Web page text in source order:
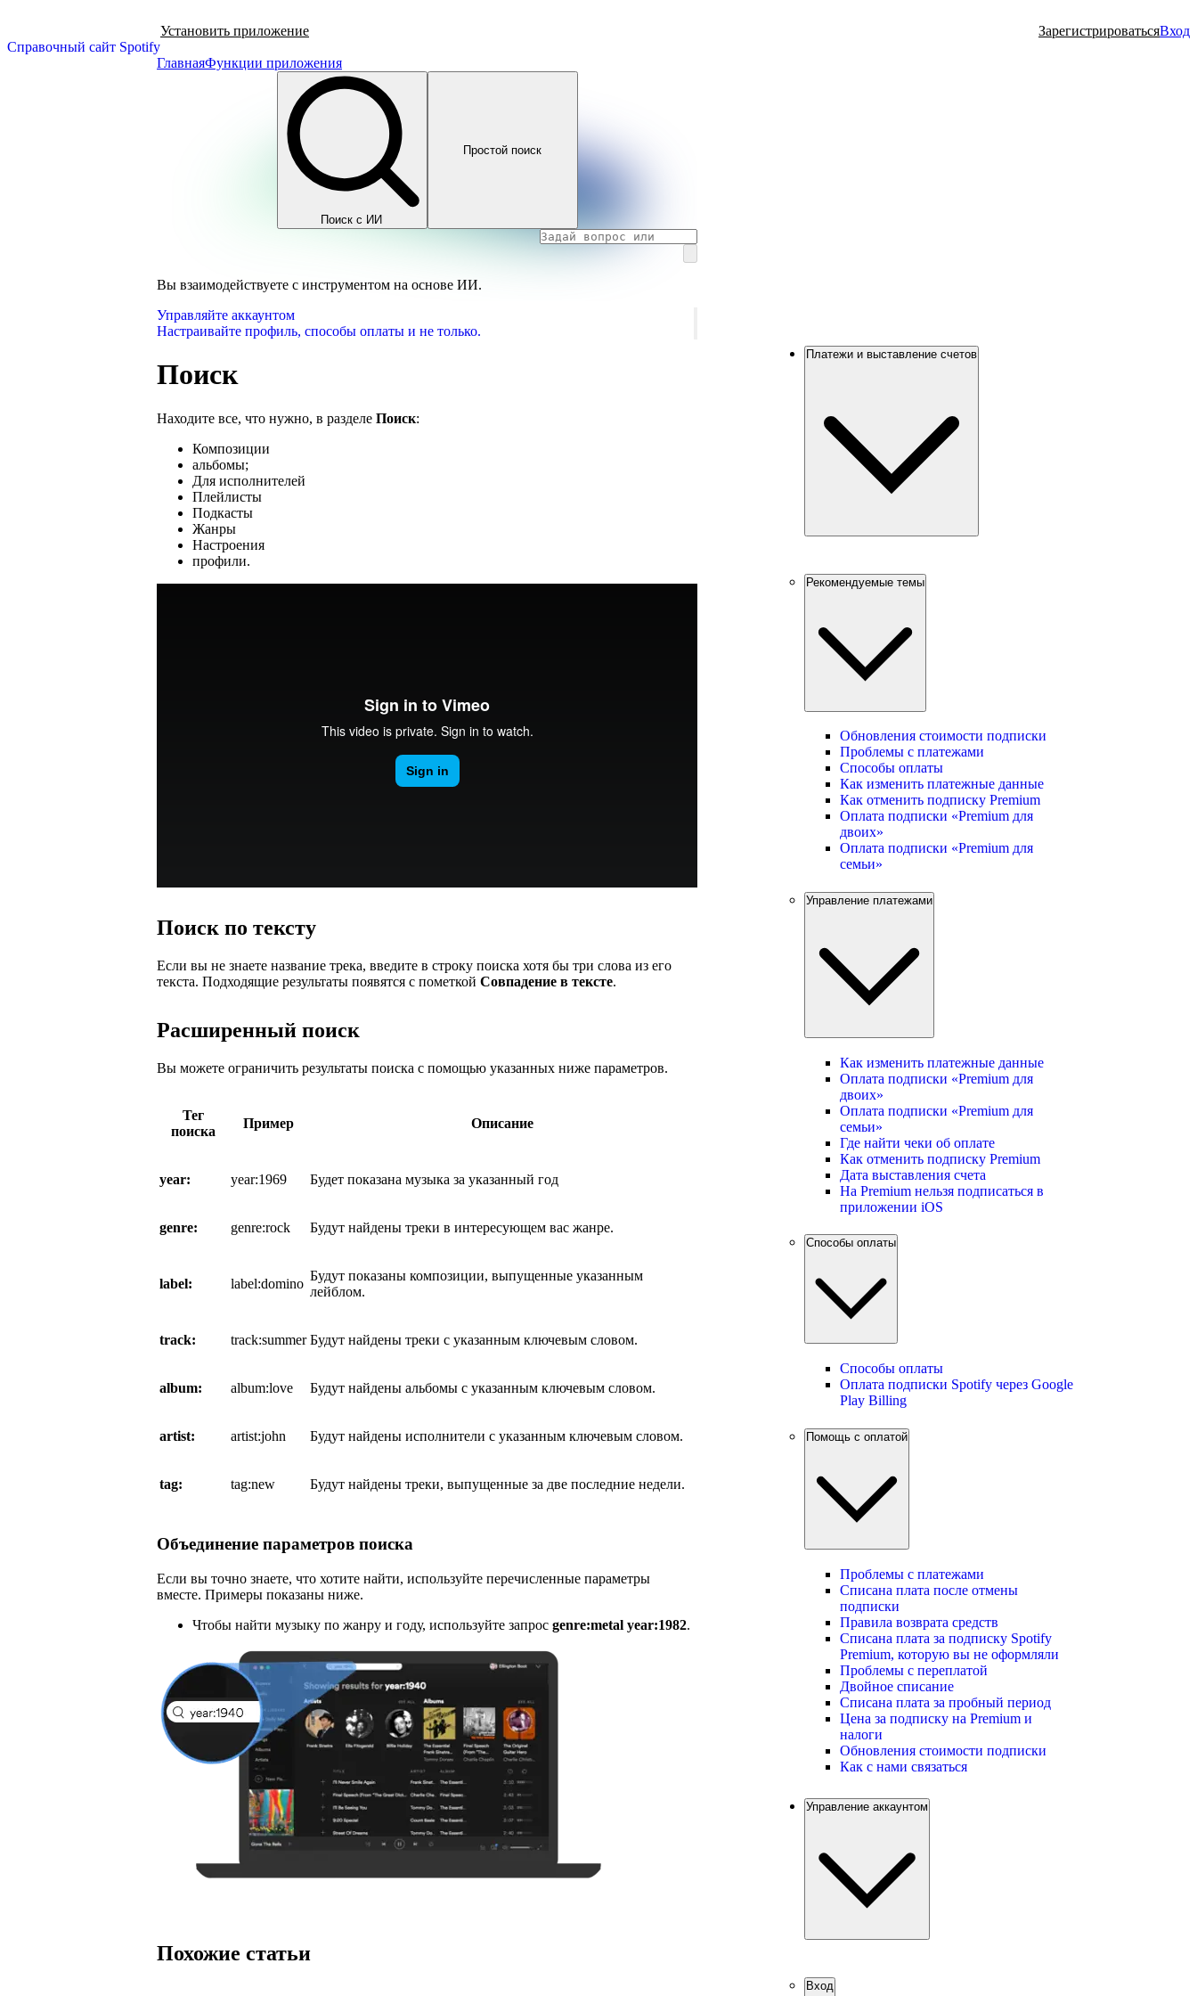
Справочный сайт Spotify
Установить приложение ЗарегистрироватьсяВход
ГлавнаяФункции приложения
Поиск с ИИ
Простой поиск
Вы взаимодействуете с инструментом на основе ИИ.
Управляйте аккаунтом
Настраивайте профиль, способы оплаты и не только.
Поиск
Находите все, что нужно, в разделе Поиск:
Композиции
альбомы;
Для исполнителей
Плейлисты
Подкасты
Жанры
Настроения
профили.
Поиск по тексту
Если вы не знаете название трека, введите в строку поиска хотя бы три слова из его
текста. Подходящие результаты появятся с пометкой Совпадение в тексте.
Расширенный поиск
Вы можете ограничить результаты поиска с помощью указанных ниже параметров.
Тег
поиска
Пример Описание
year: year:1969 Будет показана музыка за указанный год
genre: genre:rock Будут найдены треки в интересующем вас жанре.
label: label:domino
Будут показаны композиции, выпущенные указанным
лейблом.
track: track:summer Будут найдены треки с указанным ключевым словом.
album: album:love Будут найдены альбомы с указанным ключевым словом.
artist: artist:john Будут найдены исполнители с указанным ключевым словом.
tag: tag:new Будут найдены треки, выпущенные за две последние недели.
Объединение параметров поиска
Если вы точно знаете, что хотите найти, используйте перечисленные параметры
вместе. Примеры показаны ниже.
Чтобы найти музыку по жанру и году, используйте запрос genre:metal year:1982.
Похожие статьи
Платежи и выставление счетов
Рекомендуемые темы
Обновления стоимости подписки
Проблемы с платежами
Способы оплаты
Как изменить платежные данные
Как отменить подписку Premium
Оплата подписки «Premium для
двоих»
Оплата подписки «Premium для
семьи»
Управление платежами
Как изменить платежные данные
Оплата подписки «Premium для
двоих»
Оплата подписки «Premium для
семьи»
Где найти чеки об оплате
Как отменить подписку Premium
Дата выставления счета
На Premium нельзя подписаться в
приложении iOS
Способы оплаты
Способы оплаты
Оплата подписки Spotify через Google
Play Billing
Помощь с оплатой
Проблемы с платежами
Списана плата после отмены
подписки
Правила возврата средств
Списана плата за подписку Spotify
Premium, которую вы не оформляли
Проблемы с переплатой
Двойное списание
Списана плата за пробный период
Цена за подписку на Premium и
налоги
Обновления стоимости подписки
Как с нами связаться
Управление аккаунтом
Вход